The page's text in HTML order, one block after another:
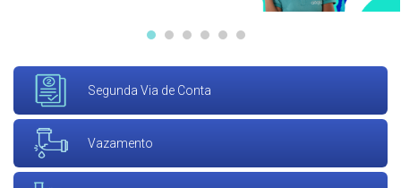
Segunda Via de Conta
Vazamento